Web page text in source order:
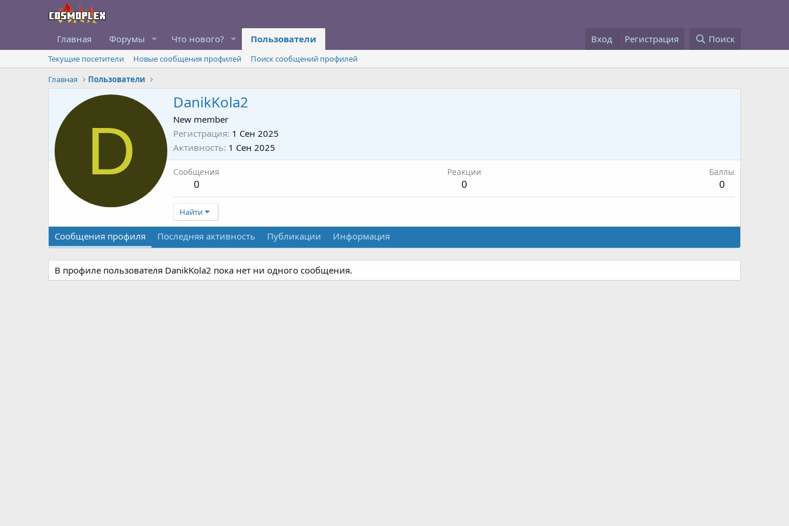
Главная Форумы Что нового? Пользователи Вход Регистрация Поиск
Текущие посетители Новые сообщения профилей
Поиск сообщений профилей
Главная
Пользователи
D
DanikKola2
New member
Регистрация 1 Сен 2025
Активность 1 Сен 2025
Сообщения
0
Реакции
0
Баллы
0
Найти
Сообщения профиля Последняя активность Публикации Информация
В профиле пользователя DanikKola2 пока нет ни одного сообщения.